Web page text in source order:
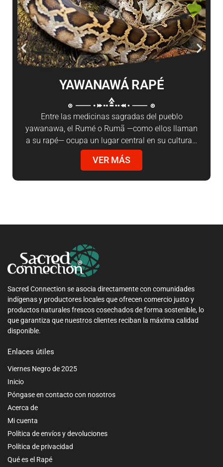
YAWANAWÁ RAPÉ
Entre las medicinas sagradas del pueblo
yawanawa, el Rumé o Rumã —como ellos llaman
a su rapé— ocupa un lugar central en su cultura…
VER MÁS
Sacred Connection se asocia directamente con comunidades
indígenas y productores locales que ofrecen comercio justo y
productos naturales frescos cosechados de forma sostenible, lo
que garantiza que nuestros clientes reciban la máxima calidad
disponible.
Enlaces útiles
Viernes Negro de 2025
Inicio
Póngase en contacto con nosotros
Acerca de
Mi cuenta
Política de envíos y devoluciones
Política de privacidad
Qué es el Rapé